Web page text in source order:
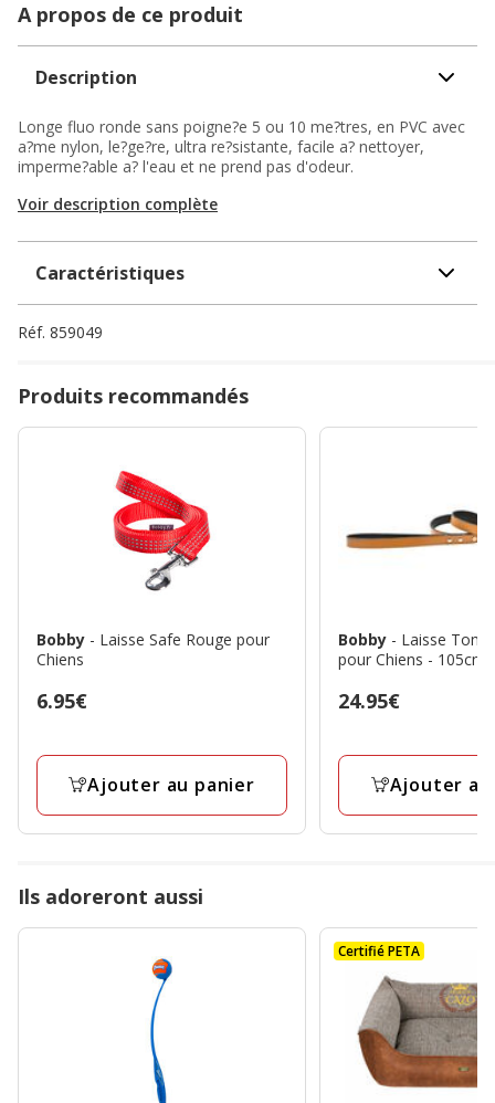
A propos de ce produit
Description
Longe fluo ronde sans poigne?e 5 ou 10 me?tres, en PVC avec
a?me nylon, le?ge?re, ultra re?sistante, facile a? nettoyer,
imperme?able a? l'eau et ne prend pas d'odeur.
Voir description complète
Caractéristiques
Réf. 859049
Produits recommandés
Bobby - Laisse Safe Rouge pour
Chiens
Prix
6.95€
Ajouter au panier
Bobby - Laisse
pour Chiens - 105cm
Prix
24.95€
Ajouter
Ils adoreront aussi
Certifié PETA